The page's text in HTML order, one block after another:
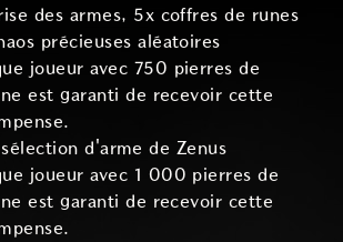
des armes, 5x coffres de runes
précieuses aléatoires
joueur avec 750 pierres de
est garanti de recevoir cette
d'arme de Zenus
joueur avec 1 000 pierres de
est garanti de recevoir cette